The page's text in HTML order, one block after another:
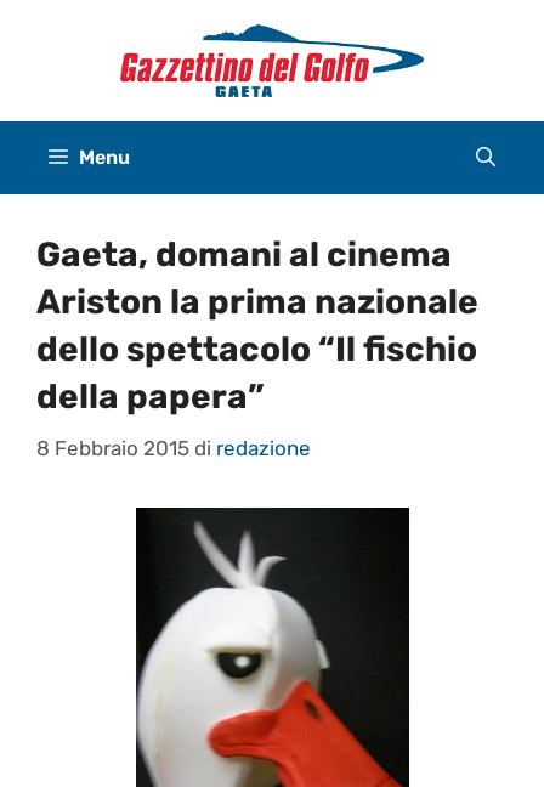
Menu
Gaeta, domani al cinema
Ariston la prima nazionale
dello spettacolo “Il fischio
della papera”
8 Febbraio 2015 di redazione